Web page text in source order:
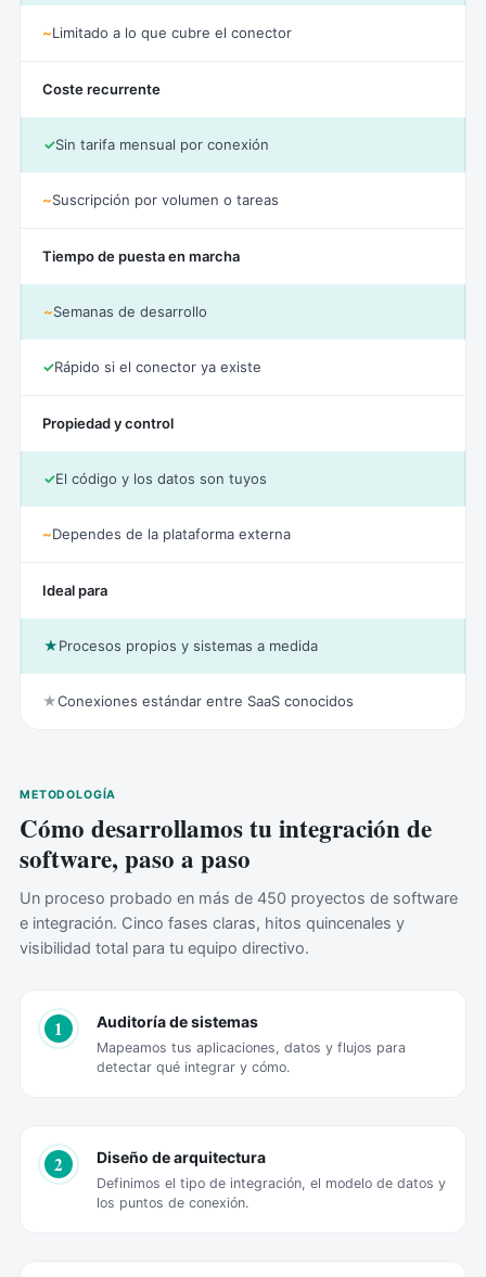
~Limitado a lo que cubre el conector
Coste recurrente
✓Sin tarifa mensual por conexión
~Suscripción por volumen o tareas
Tiempo de puesta en marcha
~Semanas de desarrollo
✓Rápido si el conector ya existe
Propiedad y control
✓El código y los datos son tuyos
~Dependes de la plataforma externa
Ideal para
★Procesos propios y sistemas a medida
★Conexiones estándar entre SaaS conocidos
METODOLOGÍA
Cómo desarrollamos tu integración de
software, paso a paso
Un proceso probado en más de 450 proyectos de software
e integración. Cinco fases claras, hitos quincenales y
visibilidad total para tu equipo directivo.
1 Auditoría de sistemas
Mapeamos tus aplicaciones, datos y flujos para
detectar qué integrar y cómo.
2 Diseño de arquitectura
Definimos el tipo de integración, el modelo de datos y
los puntos de conexión.